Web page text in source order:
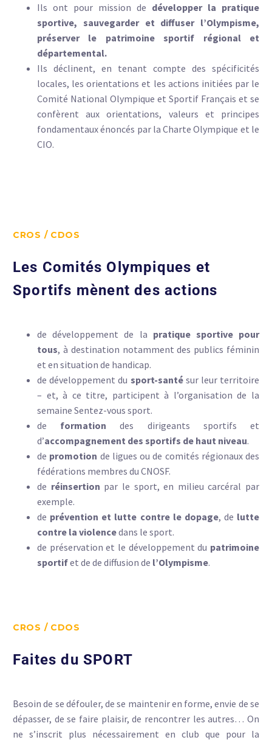
Ils ont pour mission de développer la pratique
sportive, sauvegarder et diffuser l’Olympisme,
préserver le patrimoine sportif régional et
départemental.
Ils déclinent, en tenant compte des spécificités
locales, les orientations et les actions initiées par le
Comité National Olympique et Sportif Français et se
confèrent aux orientations, valeurs et principes
fondamentaux énoncés par la Charte Olympique et le
CIO.
CROS / CDOS
Les Comités Olympiques et
Sportifs mènent des actions
de développement de la pratique sportive pour
tous, à destination notamment des publics féminin
et en situation de handicap.
de développement du sport-santésur leur territoire
– et, à ce titre, participent à l’organisation de la
semaine Sentez-vous sport.
de formation des dirigeants sportifs et
d’accompagnement des sportifs de haut niveau.
de promotion de ligues ou de comités régionaux des
fédérations membres du CNOSF.
de réinsertion par le sport, en milieu carcéral par
exemple.
de prévention et lutte contre le dopage, de lutte
contre la violencedans le sport.
de préservation et le développement du patrimoine
sportifet de de diffusion de l’Olympisme.
CROS / CDOS
Faites du SPORT
Besoin de se défouler, de se maintenir en forme, envie de se
dépasser, de se faire plaisir, de rencontrer les autres… On
ne s’inscrit plus nécessairement en club que pour la